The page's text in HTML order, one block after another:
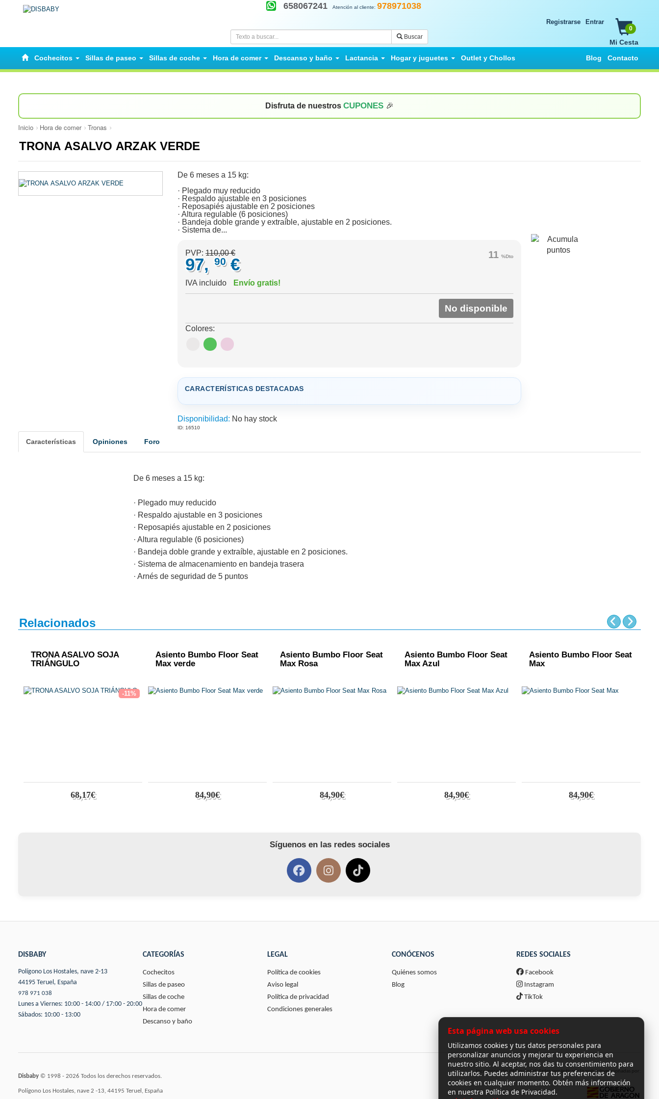
Atención al cliente: 978971038
658067241
Buscar
0
Mi Cesta
Registrarse Entrar
Cochecitos Sillas de paseo Sillas de coche Hora de comer Descanso y baño Lactancia Hogar y juguetes Outlet y Chollos Contacto
Blog
Disfruta de nuestros CUPONES 🎉
Inicio Hora de comer Tronas
TRONA ASALVO ARZAK VERDE
De 6 meses a 15 kg:
· Plegado muy reducido
· Respaldo ajustable en 3 posiciones
· Reposapiés ajustable en 2 posiciones
· Altura regulable (6 posiciones)
· Bandeja doble grande y extraíble, ajustable en 2 posiciones.
· Sistema de...
11 %Dto
PVP: 110,00 €
97, 90 €
IVA incluido Envío gratis!
No disponible
Colores:
CARACTERÍSTICAS DESTACADAS
Disponibilidad: No hay stock
ID: 16510
Características Opiniones Foro
De 6 meses a 15 kg:
· Plegado muy reducido
· Respaldo ajustable en 3 posiciones
· Reposapiés ajustable en 2 posiciones
· Altura regulable (6 posiciones)
· Bandeja doble grande y extraíble, ajustable en 2 posiciones.
· Sistema de almacenamiento en bandeja trasera
· Arnés de seguridad de 5 puntos
Relacionados
TRONA ASALVO SOJA
TRIÁNGULO
-11%
68,17€
Asiento Bumbo Floor Seat
Max verde
84,90€
Asiento Bumbo Floor Seat
Max Rosa
84,90€
Asiento Bumbo Floor Seat
Max Azul
84,90€
Asiento Bumbo Floor Seat
Max
84,90€
Síguenos en las redes sociales
DISBABY
Polígono Los Hostales, nave 2-13
44195 Teruel, España
978 971 038
Lunes a Viernes: 10:00 - 14:00 / 17:00 - 20:00
Sábados: 10:00 - 13:00
CATEGORÍAS
Cochecitos
Sillas de paseo
Sillas de coche
Hora de comer
Descanso y baño
LEGAL
Política de cookies
Aviso legal
Política de privacidad
Condiciones generales
CONÓCENOS
Quiénes somos
Blog
REDES SOCIALES
Facebook
Instagram
TikTok
Disbaby © 1998 - 2026 Todos los derechos reservados.
Polígono Los Hostales, nave 2 -13, 44195 Teruel, España
Incorporación de funcionalidades semánticas a la web subvencionadas por:
Esta página web usa cookies
Utilizamos cookies y tus datos personales para
personalizar anuncios y mejorar tu experiencia en
nuestro sitio. Al aceptar, nos das tu consentimiento para
utilizarlos. Puedes administrar tus preferencias de
cookies en cualquier momento. Obtén más información
en nuestra Política de Privacidad.